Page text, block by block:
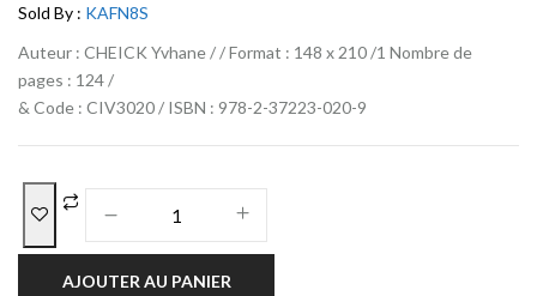
Sold By : KAFN8S
Auteur : CHEICK Yvhane / / Format : 148 x 210 /1 Nombre de
pages : 124 /
& Code : CIV3020 / ISBN : 978-2-37223-020-9
AJOUTER AU PANIER